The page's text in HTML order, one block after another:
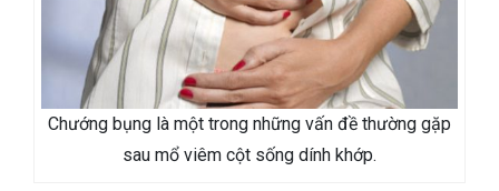
Chướng bụng là một trong những vấn đề thường gặp
sau mổ viêm cột sống dính khớp.